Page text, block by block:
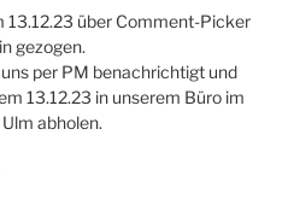
13.12.23 über Comment-Picker
gezogen.
per PM benachrichtigt und
13.12.23 in unserem Büro im
abholen.